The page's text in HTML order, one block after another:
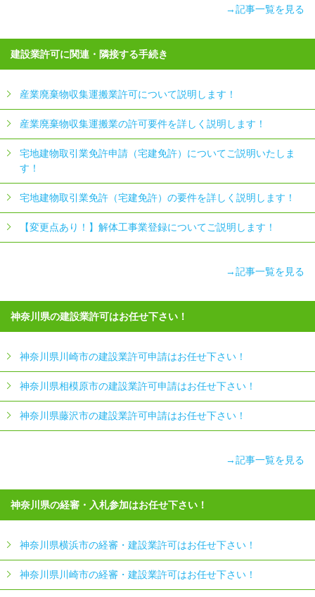
→記事一覧を見る
建設業許可に関連・隣接する手続き
産業廃棄物収集運搬業許可について説明します！
産業廃棄物収集運搬業の許可要件を詳しく説明します！
宅地建物取引業免許申請（宅建免許）についてご説明いたしま
す！
宅地建物取引業免許（宅建免許）の要件を詳しく説明します！
【変更点あり！】解体工事業登録についてご説明します！
→記事一覧を見る
神奈川県の建設業許可はお任せ下さい！
神奈川県川崎市の建設業許可申請はお任せ下さい！
神奈川県相模原市の建設業許可申請はお任せ下さい！
神奈川県藤沢市の建設業許可申請はお任せ下さい！
→記事一覧を見る
神奈川県の経審・入札参加はお任せ下さい！
神奈川県横浜市の経審・建設業許可はお任せ下さい！
神奈川県川崎市の経審・建設業許可はお任せ下さい！